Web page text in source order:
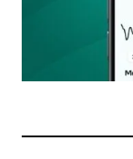
Nimesi tai
Tilaa